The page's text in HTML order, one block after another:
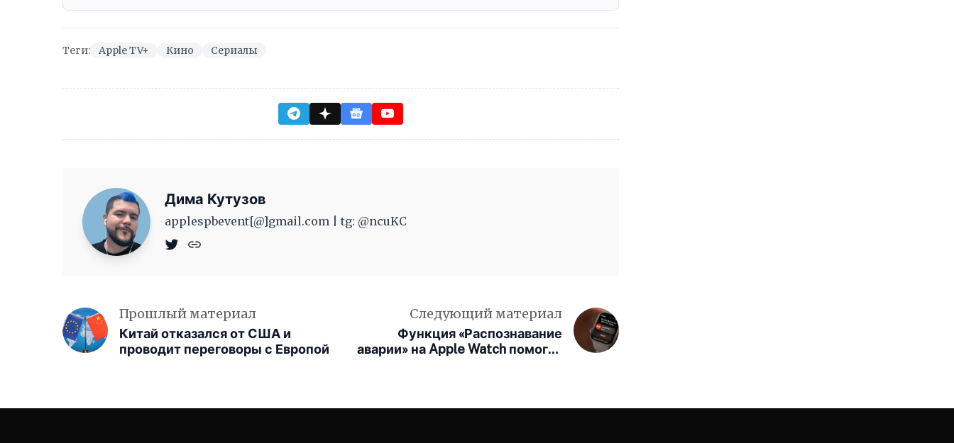
Теги: Apple TV+ Кино Сериалы
Дима Кутузов
applespbevent[@]gmail.com | tg: @ncuKC
Прошлый материал
Китай отказался от США и
проводит переговоры с Европой
Следующий материал
Функция «Распознавание
аварии» на Apple Watch помогла